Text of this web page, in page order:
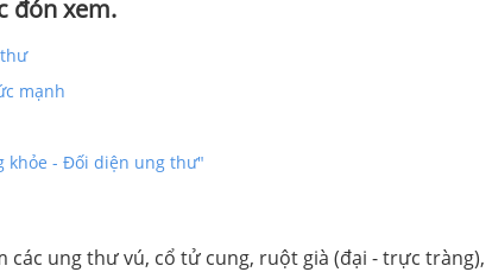
đón xem.
mạnh
khỏe - Đối diện ung thư"
ung thư vú, cổ tử cung, ruột già (đại - trực tràng),